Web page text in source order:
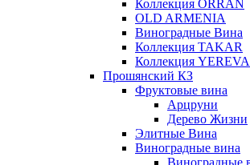
Коллекция ORRAN
OLD ARMENIA
Виноградные Вина
Коллекция TAKAR
Коллекция
Прошянский КЗ
Фруктовые вина
Арцруни
Дерево Жизни
Элитные Вина
Виноградные вина
Виноградные